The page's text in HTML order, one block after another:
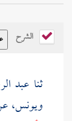
الشرح
ثنا عبد
ويونس،